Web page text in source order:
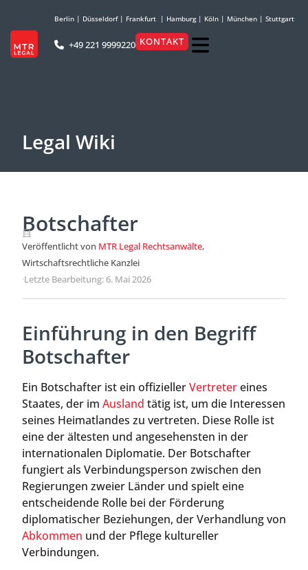
Berlin | Düsseldorf| Frankfurt | Hamburg| Köln | München | Stuttgart
+49 221 9999220 KONTAKT
Legal Wiki
Botschafter
Veröffentlicht von MTR Legal Rechtsanwälte,
Wirtschaftsrechtliche Kanzlei
·Letzte Bearbeitung: 6. Mai 2026
Einführung in den Begriff
Botschafter
Ein Botschafter ist ein offiziellerVertretereines
Staates, der im Ausland tätig ist, um die Interessen
seines Heimatlandes zu vertreten. Diese Rolle ist
eine der ältesten und angesehensten in der
internationalen Diplomatie. Der Botschafter
fungiert als Verbindungsperson zwischen den
Regierungen zweier Länder und spielt eine
entscheidende Rolle bei der Förderung
diplomatischer Beziehungen, der Verhandlung von
Abkommen und der Pflege kultureller
Verbindungen.